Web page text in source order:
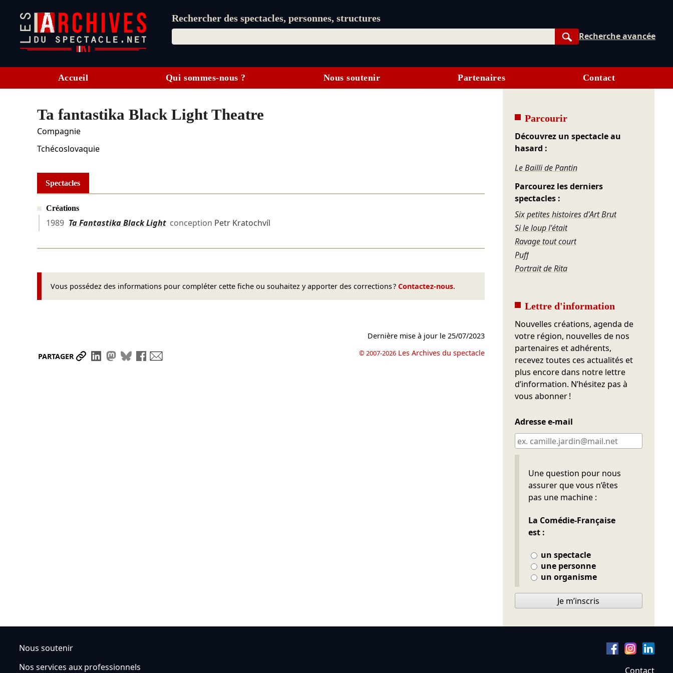
Rechercher des spectacles, personnes, structures
Rechercher
Recherche avancée
Accueil Qui sommes-nous ? Nous soutenir Partenaires Contact
Ta fantastika Black Light Theatre
Compagnie
Tchécoslovaquie
Spectacles
Créations
1989 Ta Fantastika Black Light conception Petr Kratochvíl
Vous possédez des informations pour compléter cette fiche ou souhaitez y apporter des corrections ? Contactez-nous.
PARTAGER Partager le lien
Partager sur LinkedIn
Partager sur Mastodon
Partager sur Bluesky
Partager sur Facebook
Dernière mise à jour le25/07/2023
© 2007-2026 Les Archives du spectacle
Parcourir
Découvrez un spectacle au
hasard :
Le Bailli de Pantin
Parcourez les derniers
spectacles :
Six petites histoires d'Art Brut
Si le loup l'était
Ravage tout court
Puff
Portrait de Rita
Lettre d'information
Nouvelles créations, agenda de
votre région, nouvelles de nos
partenaires et adhérents,
recevez toutes ces actualités et
plus encore dans notre lettre
d’information. N’hésitez pas à
vous abonner !
Adresse e-mail
Une question pour nous
assurer que vous n’êtes
pas une machine :
La Comédie-Française
est :
un spectacle
une personne
un organisme
Ne pas remplir
Je m’inscris
Nous soutenir
Nos services aux professionnels
Contact